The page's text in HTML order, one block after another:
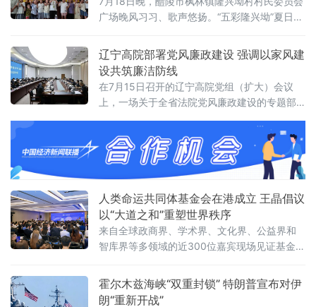
时代的明确信号。前国防大臣“爆冷”执掌财政根
据首相办公室发布的人事通报，最受瞩目的财
上
广场晚风习习、歌声悠扬。“五彩隆兴坳”夏日音
益实践团暑期“三下乡”社会实践的成果集中展
演，也是本土青年学成归乡、以美育人、薪火
相传的一次深情回馈，更是株洲市文联、湖南
工商大学落实省文联"村歌嘹亮"主题活动以及省
市艺教融合工作的一项重要举措。株洲市文联
辽宁高院部署党风廉政建设 强调以家风建
设共筑廉洁防线
在7月15日召开的辽宁高院党组（扩大）会议
上，一场关于全省法院党风廉政建设的专题部
庭家教家风建设”列为重点议题之一，明确推动
院家共建，以家风促廉风，共筑廉洁防线。会
议对当前全省法院党风廉政建设面临的形势进
行了分析，指出要清醒认识严峻挑战，发扬自
我革命精神，聚焦“五个过硬”，教育引导干警砺
初心、铸法魂、明法纪、固底线，着力
人类命运共同体基金会在港成立 王晶倡议
以“大道之和”重塑世界秩序
来自全球政商界、学术界、文化界、公益界和
智库界等多领域的近300位嘉宾现场见证基金会
王晶以《开启新轴心时代》为题发表主旨演
讲，她指出，人类社会历经数千年演进，科技
霍尔木兹海峡“双重封锁” 特朗普宣布对伊
朗“重新开战”